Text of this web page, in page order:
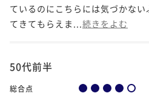
ているのにこちらには気づかな
てきてもらえま... 続きをよむ
50代前半
総合点